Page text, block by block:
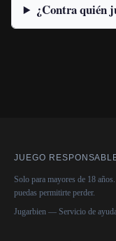
¿Contra quién
JUEGO
Solo para mayores de 18
puedas permitirte perder.
Jugarbien — Servicio de